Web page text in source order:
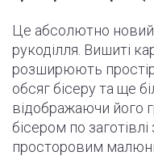
Це абсолютно
рукоділля. Вишиті
розширюють
обсяг бісеру та ще
відображаючи його
бісером по
просторовим